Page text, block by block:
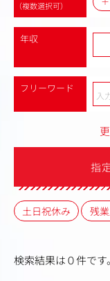
（複数選択可）
年収
フリーワード
指
土日祝休み 残
検索結果は０件です。